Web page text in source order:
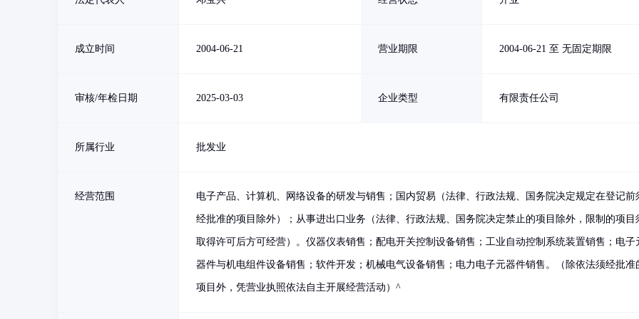
成立时间 2004-06-21 营业期限 2004-06-21 至 无固定期限
审核/年检日期 2025-03-03 企业类型 有限责任公司
所属行业 批发业
经营范围 电子产品、计算机、网络设备的研发与销售；国内贸易（法律、行政法规、国务院决定规定在登记前
经批准的项目除外）；从事进出口业务（法律、行政法规、国务院决定禁止的项目除外，限制的项目
取得许可后方可经营）。仪器仪表销售；配电开关控制设备销售；工业自动控制系统装置销售；电子
器件与机电组件设备销售；软件开发；机械电气设备销售；电力电子元器件销售。（除依法须经批准
项目外，凭营业执照依法自主开展经营活动）^